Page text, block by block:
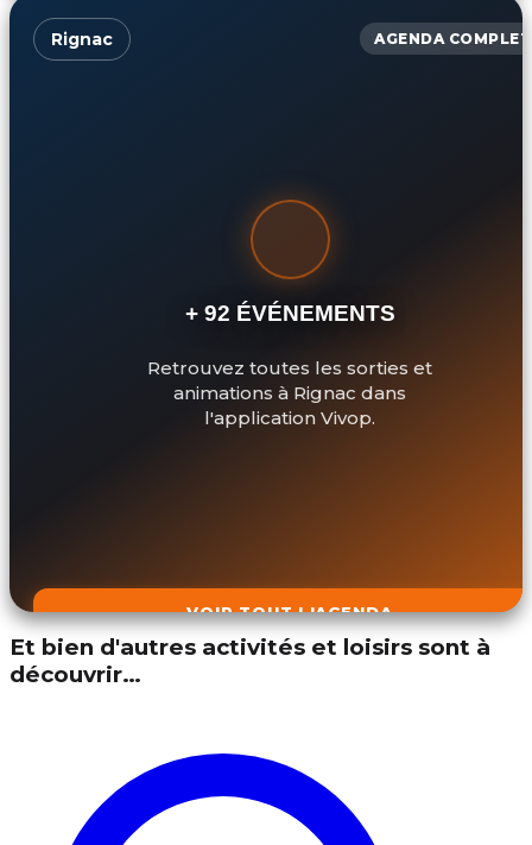
Rignac AGENDA COMPLET
+ 92 ÉVÉNEMENTS
Retrouvez toutes les sorties et
animations à Rignac dans
l'application Vivop.
VOIR TOUT L'AGENDA
Et bien d'autres activités et loisirs sont à
découvrir…